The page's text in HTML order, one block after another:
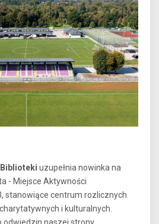
uzupełnia nowinka na
- Miejsce Aktywności
stanowiące centrum rozlicznych
i kulturalnych.